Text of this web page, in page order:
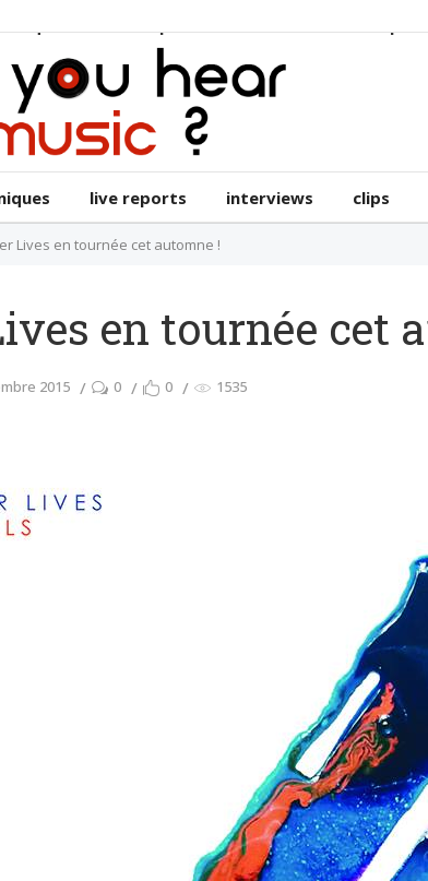
live reports interviews clips
Lives en tournée cet automne !
en tournée cet
2015 0 0 1535